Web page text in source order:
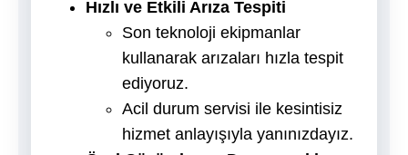
Hızlı ve Etkili Arıza Tespiti
Son teknoloji ekipmanlar
kullanarak arızaları hızla tespit
ediyoruz.
Acil durum servisi ile kesintisiz
hizmet anlayışıyla yanınızdayız.